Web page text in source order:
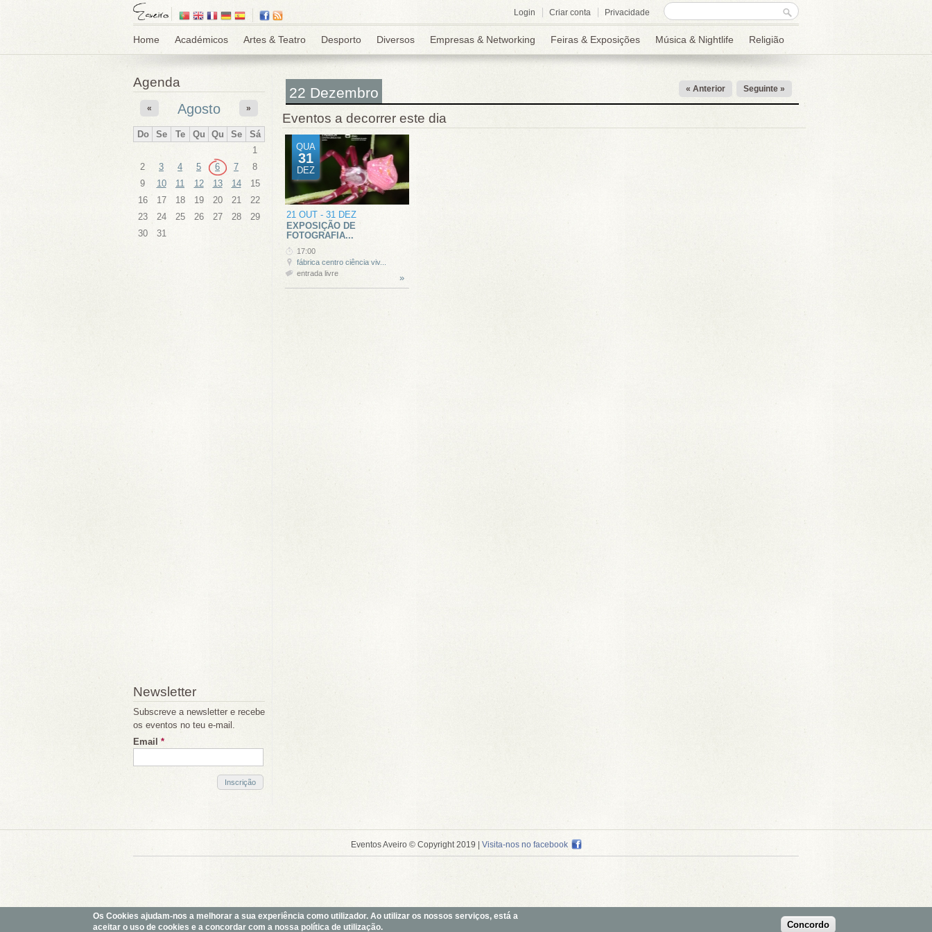
Formulário de
procura
Procurar
Login Criar conta Privacidade
Home Académicos Artes & Teatro Desporto Diversos Empresas & Networking Feiras & Exposições Música & Nightlife Religião
Agenda
Agosto
« »
Do Se Te Qu Qu Se
Sá
1
2
3 4 5 6 7
8
9
10 11 12 13 14
15
16
17 18 19 20 21
22
23
24 25 26 27 28
29
30
31
Newsletter
Subscreve a newsletter e recebe
os eventos no teu e-mail.
Email *
22 Dezembro « Anterior Seguinte »
Eventos a decorrer este dia
QUA
31
DEZ
21 OUT - 31 DEZ
EXPOSIÇÃO DE
FOTOGRAFIA...
»
17:00
fábrica centro ciência viv...
entrada livre
Eventos Aveiro © Copyright 2019 | Visita-nos no facebook
Os Cookies ajudam-nos a melhorar a sua experiência como utilizador. Ao utilizar os nossos serviços, está a
aceitar o uso de cookies e a concordar com a nossa política de utilização.
Concordo